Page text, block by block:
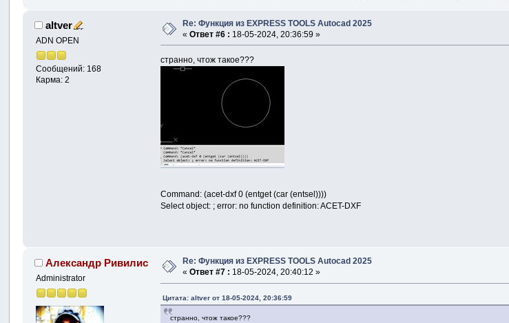
altver
ADN OPEN
Сообщений: 168
Карма: 2
Re: Функция из EXPRESS TOOLS Autocad 2025
«Ответ #6 : 18-05-2024, 20:36:59 »
странно, чтож такое???
Command: (acet-dxf 0 (entget (car (entsel))))
Select object: ; error: no function definition: ACET-DXF
Александр Ривилис
Administrator
Re: Функция из EXPRESS TOOLS Autocad 2025
«Ответ #7 : 18-05-2024, 20:40:12 »
Цитата: altver от 18-05-2024, 20:36:59
странно, чтож такое???